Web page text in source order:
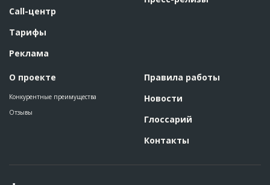
Call-центр
Тарифы
Реклама
О проекте
Конкурентные преимущества
Отзывы
Правила работы
Новости
Глоссарий
Контакты